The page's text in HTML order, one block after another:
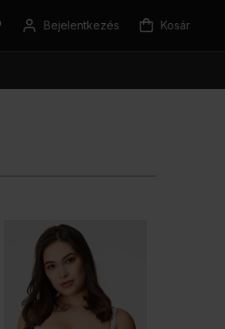
Bejelentkezés Kosár